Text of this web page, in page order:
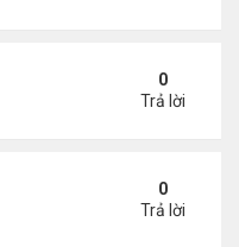
trai hẹn hò với hotgirl
0
Trả lời
cô gái tìm được chồng
0
Trả lời